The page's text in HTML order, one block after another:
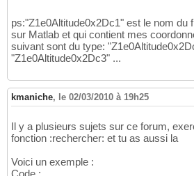
ps:"Z1e0Altitude0x2Dc1" est le nom du
sur Matlab et qui contient mes
suivant sont du type:
"Z1e0Altitude0x2Dc3" ...
kmaniche, le 02/03/2010 à 19h25
Il y a plusieurs sujets sur ce forum,
fonction :rechercher: et tu as aussi la
Voici un exemple :